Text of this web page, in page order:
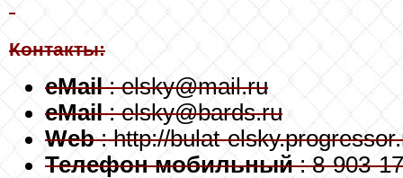
Контакты:
eMail: elsky@mail.ru
eMail: elsky@bards.ru
Web: http://bulat-
Телефон мобильный: 8-903-